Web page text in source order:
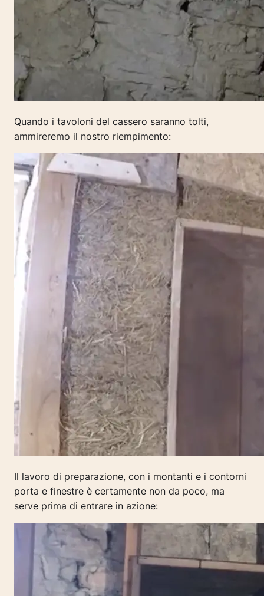
Quando i tavoloni del cassero saranno tolti,
ammireremo il nostro riempimento:
Il lavoro di preparazione, con i montanti e i contorni
porta e finestre è certamente non da poco, ma
serve prima di entrare in azione: